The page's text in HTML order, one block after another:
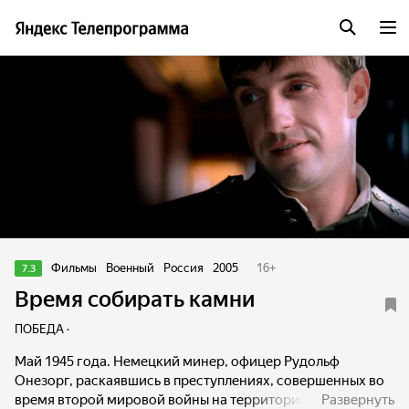
7.3 Фильмы Военный Россия 2005 16+
Время собирать камни
ПОБЕДА ·
Май 1945 года. Немецкий минер, офицер Рудольф
Онезорг, раскаявшись в преступлениях, совершенных во
время второй мировой войны на территории СССР,Развернуть